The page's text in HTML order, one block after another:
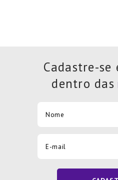
Cadastre-
dentro das